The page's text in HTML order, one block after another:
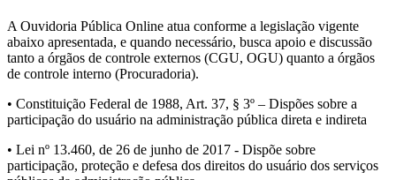
A Ouvidoria Pública Online atua conforme a legislação vigente
abaixo apresentada, e quando necessário, busca apoio e discussão
tanto a órgãos de controle externos (CGU, OGU) quanto a órgãos
de controle interno (Procuradoria).
• Constituição Federal de 1988, Art. 37, § 3º – Dispões sobre a
participação do usuário na administração pública direta e indireta
• Lei nº 13.460, de 26 de junho de 2017 - Dispõe sobre
participação, proteção e defesa dos direitos do usuário dos serviços